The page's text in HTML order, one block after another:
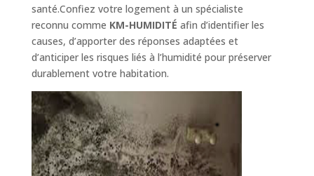
santé.Confiez votre logement à un spécialiste
reconnu comme KM-HUMIDITÉ afin d’identifier les
causes, d’apporter des réponses adaptées et
d’anticiper les risques liés à l’humidité pour préserver
durablement votre habitation.